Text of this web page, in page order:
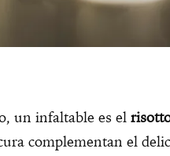
un infaltable es el
complementan el